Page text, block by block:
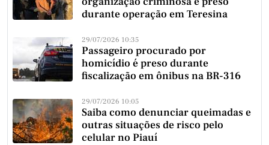
durante operação em Teresina
29/07/2026 10:35
Passageiro procurado por
homicídio é preso durante
fiscalização em ônibus na BR-316
29/07/2026 10:05
Saiba como denunciar queimadas e
outras situações de risco pelo
celular no Piauí